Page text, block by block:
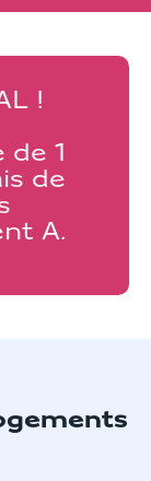
!
1
de
A.